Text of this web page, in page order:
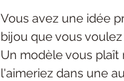
Vous avez une idée
bijou que vous voulez
Un modèle vous plaît
l'aimeriez dans une